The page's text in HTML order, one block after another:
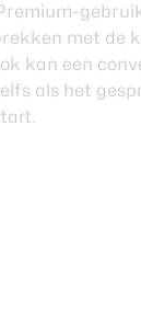
met de
kan een
als het